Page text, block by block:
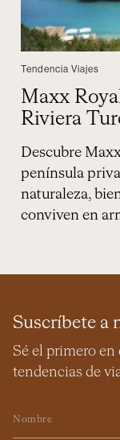
Tendencia Viajes
Maxx
Riviera
Descubre
península
naturaleza,
conviven en
Suscríbete a
Sé el primero en
tendencias de